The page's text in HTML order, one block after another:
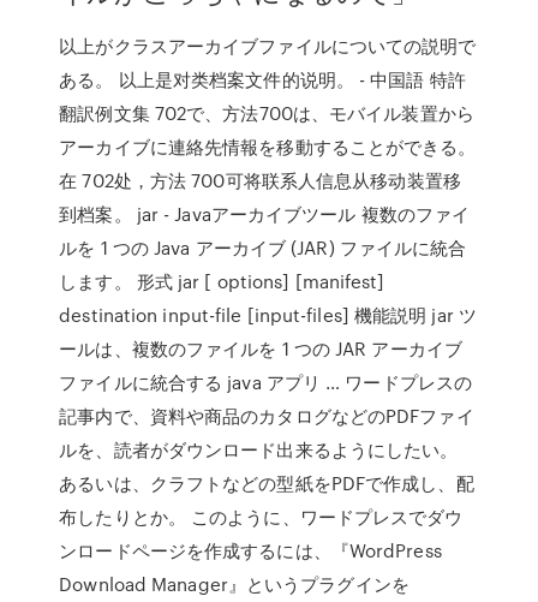
以上がクラスアーカイブファイルについての説明で
ある。 以上是对类档案文件的说明。 - 中国語 特許
翻訳例文集 702で、方法700は、モバイル装置から
アーカイブに連絡先情報を移動することができる。
在 702处，方法 700可将联系人信息从移动装置移
到档案。 jar - Javaアーカイブツール 複数のファイ
ルを 1 つの Java アーカイブ (JAR) ファイルに統合
します。 形式 jar [ options] [manifest]
destination input-file [input-files] 機能説明 jar ツ
ールは、複数のファイルを 1 つの JAR アーカイブ
ファイルに統合する java アプリ … ワードプレスの
記事内で、資料や商品のカタログなどのPDFファイ
ルを、読者がダウンロード出来るようにしたい。
あるいは、クラフトなどの型紙をPDFで作成し、配
布したりとか。 このように、ワードプレスでダウ
ンロードページを作成するには、『WordPress
Download Manager』というプラグインを